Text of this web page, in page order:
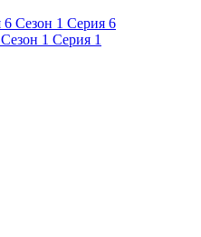
Сезон 1 Серия 6
Сезон 1 Серия 1